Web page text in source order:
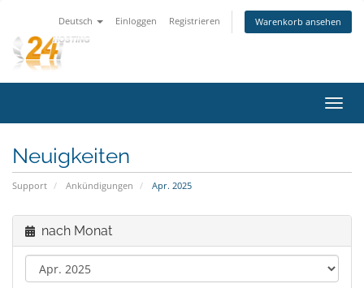
Deutsch Einloggen Registrieren Warenkorb ansehen
ein-/
Neuigkeiten
Support Ankündigungen Apr. 2025
nach Monat